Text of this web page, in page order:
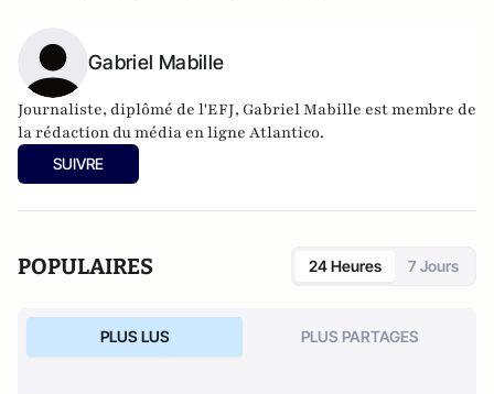
Gabriel Mabille
Journaliste, diplômé de l'EFJ, Gabriel Mabille est membre de
la rédaction du média en ligne Atlantico.
SUIVRE
POPULAIRES 24 Heures 7 Jours
PLUS LUS PLUS PARTAGES